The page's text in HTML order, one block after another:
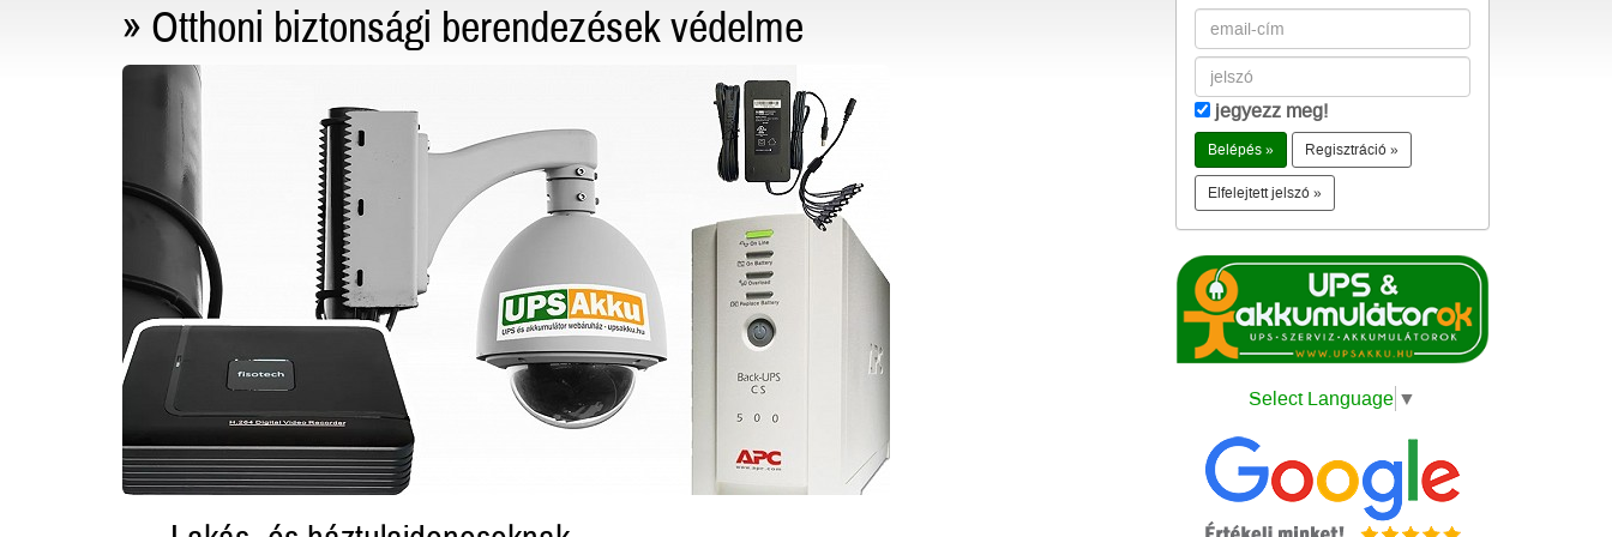
» Otthoni biztonsági berendezések védelme
jegyezz meg!
Regisztráció »
Elfelejtett jelszó »
Select Language ▼